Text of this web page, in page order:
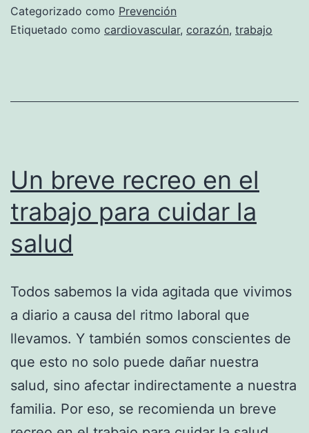
en
el
el
Categorizado como Prevención
Etiquetado como cardiovascular, corazón, trabajo
Un breve recreo en el
trabajo para cuidar la
salud
Todos sabemos la vida agitada que vivimos
a diario a causa del ritmo laboral que
llevamos. Y también somos conscientes de
que esto no solo puede dañar nuestra
salud, sino afectar indirectamente a nuestra
familia. Por eso, se recomienda un breve